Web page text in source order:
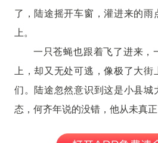
了，陆途摇开车窗，灌进来的
上。
一只苍蝇也跟着飞了进来，
上，却又无处可逃，像极了大
们。陆途忽然意识到这是小县城
态，何齐年说的没错，他从未真正